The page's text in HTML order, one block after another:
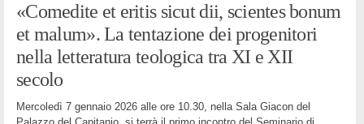
«Comedite et eritis sicut dii, scientes bonum
et malum». La tentazione dei progenitori
nella letteratura teologica tra XI e XII
secolo
Mercoledì 7 gennaio 2026 alle ore 10.30, nella Sala Giacon del